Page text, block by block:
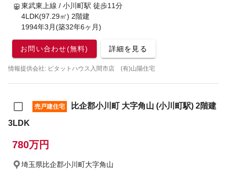
東武東上線 / 小川町駅 徒歩11分
4LDK(97.29㎡) 2階建
1994年3月(築32年6ヶ月)
お問い合わせ(無料) 詳細を見る
情報提供会社: ピタットハウス入間市店 (有)山陽住宅
売戸建住宅
比企郡小川町 大字角山 (小川町駅) 2階建
3LDK
780万円
埼玉県比企郡小川町大字角山